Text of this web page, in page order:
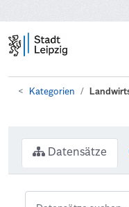
Kategorien
Datensätze